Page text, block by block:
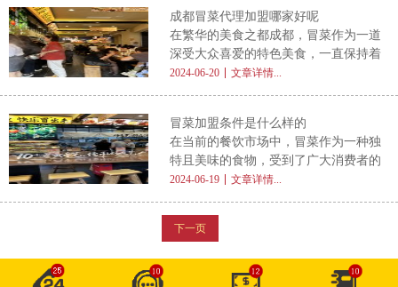
的多样化，冒菜以其独特的麻辣口感和
丰富的食材选择，赢得了广大消费者的
而，对于初次涉足餐饮行业的创业者来
说， 冒菜加盟连锁店的加盟费是多少
，成为了他们最关心的问题之一。本文
将对冒菜加盟连锁店的加盟费进行全方
位解析，并为创业者提供投资建议。
首先，我们需要明确的是，冒菜加盟连
锁店的加盟费并非固定不变，而是
成都冒菜代理加盟哪家好呢
在繁华的美食之都成都，冒菜作为一道
深受大众喜爱的特色美食，一直保持着
旺盛的市场需求。因此，许多创业者都
然而，面对众多的冒菜品牌，究竟该选
择哪一家进行代理加盟呢？ 首先，我
们需要明确一点，一个好的 冒菜代理
加盟品牌 ，应该具备完善的经营模式
和成熟的运营体系。这包括从选址、装
修、设备采购、食材供应到员工培训、
营销推广等各个方面的全面支持。这
2024-06-20 文章详情...
冒菜加盟条件是什么样的
在当前的餐饮市场中，冒菜作为一种独
特且美味的食物，受到了广大消费者的
热烈追捧。因此，许多创业者都看到了
然而，在选择加盟冒菜品牌之前，了解
清楚加盟条件至关重要。那么， 冒菜
为您详细解析。 首先，冒菜加盟品牌
2024-06-19 文章详情...
下一页